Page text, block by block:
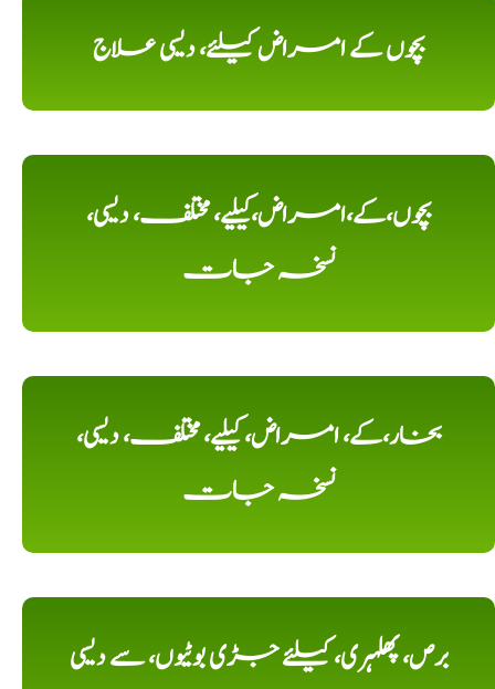
بچوں کے امراض کیلئے، دیسی علاج
بچوں،کے،امراض،کیلیے، مختلف، دیسی،
نسخہ جات
بخار،کے، امراض، کیلیے، مختلف، دیسی،
نسخہ جات
برص، پھلہری، کیلئے جڑی بوٹیوں، سے دیسی